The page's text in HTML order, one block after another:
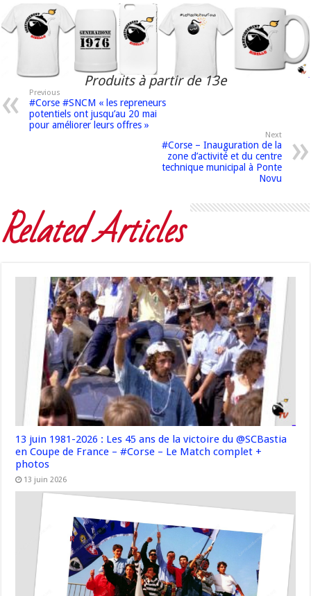
Produits à partir de 13e
Previous
#Corse #SNCM « les repreneurs
potentiels ont jusqu’au 20 mai
pour améliorer leurs offres »
Next
#Corse – Inauguration de la
zone d’activité et du centre
technique municipal à Ponte
Novu
Related Articles
13 juin 1981-2026 : Les 45 ans de la victoire du @SCBastia
en Coupe de France – #Corse – Le Match complet +
photos
13 juin 2026